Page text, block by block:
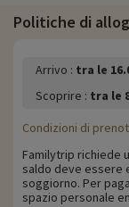
Politiche di
Arrivo : tra le
Scoprire : tra le
Condizioni di
Familytrip richiede
saldo deve essere
soggiorno. Per
spazio personale